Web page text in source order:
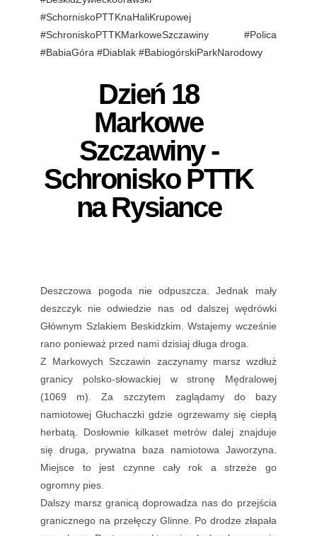
#SchorniskoPTTKnaHaliKrupowej
#SchroniskoPTTKMarkoweSzczawiny
#Polica
#BabiaGóra #Diablak #BabiogórskiParkNarodowy
Dzień 18
Markowe
Szczawiny -
Schronisko PTTK
na Rysiance
Deszczowa pogoda nie odpuszcza. Jednak mały
deszczyk nie odwiedzie nas od dalszej wędrówki
Głównym Szlakiem Beskidzkim. Wstajemy wcześnie
rano ponieważ przed nami dzisiaj długa droga.
Z Markowych Szczawin zaczynamy marsz wzdłuż
granicy polsko-słowackiej w stronę Mędralowej
(1069 m). Za szczytem zaglądamy do bazy
namiotowej Głuchaczki gdzie ogrzewamy się ciepłą
herbatą. Dosłownie kilkaset metrów dalej znajduje
się druga, prywatna baza namiotowa Jaworzyna.
Miejsce to jest czynne cały rok a strzeże go
ogromny pies.
Dalszy marsz granicą doprowadza nas do przejścia
granicznego na przełęczy Glinne. Po drodze złapała